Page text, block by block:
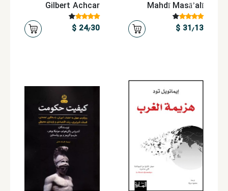
Mahdī Masāʼalī
31٫13 $
Gilbert Achcar
24٫30 $